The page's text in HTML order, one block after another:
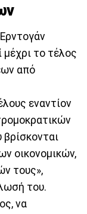
το τέλος
από
εναντίον
οικονομικών,
τους»,
του.
να